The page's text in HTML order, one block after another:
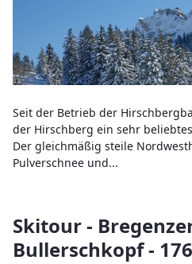
Seit der Betrieb der
der Hirschberg ein sehr
Der gleichmäßig steile
Pulverschnee und...
Skitour -
Bullerschkopf -